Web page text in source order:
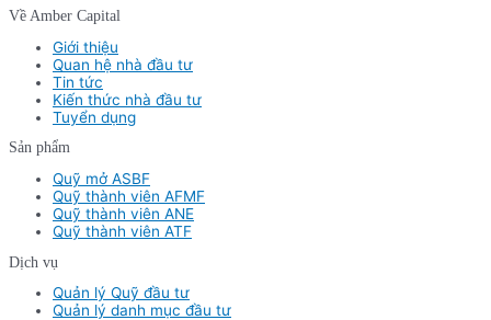
Về Amber Capital
Giới thiệu
Quan hệ nhà đầu tư
Tin tức
Kiến thức nhà đầu tư
Tuyển dụng
Sản phẩm
Quỹ mở ASBF
Quỹ thành viên AFMF
Quỹ thành viên ANE
Quỹ thành viên ATF
Dịch vụ
Quản lý Quỹ đầu tư
Quản lý danh mục đầu tư